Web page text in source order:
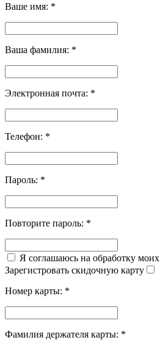
Ваше имя: *
Ваша фамилия: *
Электронная почта: *
Телефон: *
Пароль: *
Повторите пароль: *
Я соглашаюсь на обработку моих
Зарегистровать скидочную карту
Номер карты: *
Фамилия держателя карты: *